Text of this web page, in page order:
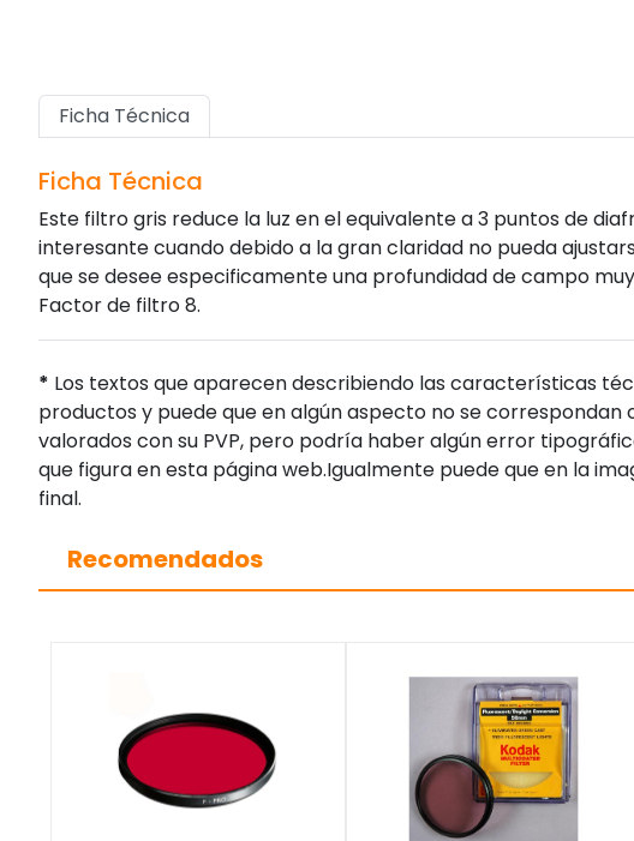
Ficha Técnica
Ficha Técnica
Este filtro gris reduce la luz en el equivalente a 3 puntos de
interesante cuando debido a la gran claridad no pueda
que se desee especificamente una profundidad de campo
Factor de filtro 8.
* Los textos que aparecen describiendo las características
productos y puede que en algún aspecto no se
valorados con su PVP, pero podría haber algún error
que figura en esta página web.Igualmente puede que en la
final.
Recomendados